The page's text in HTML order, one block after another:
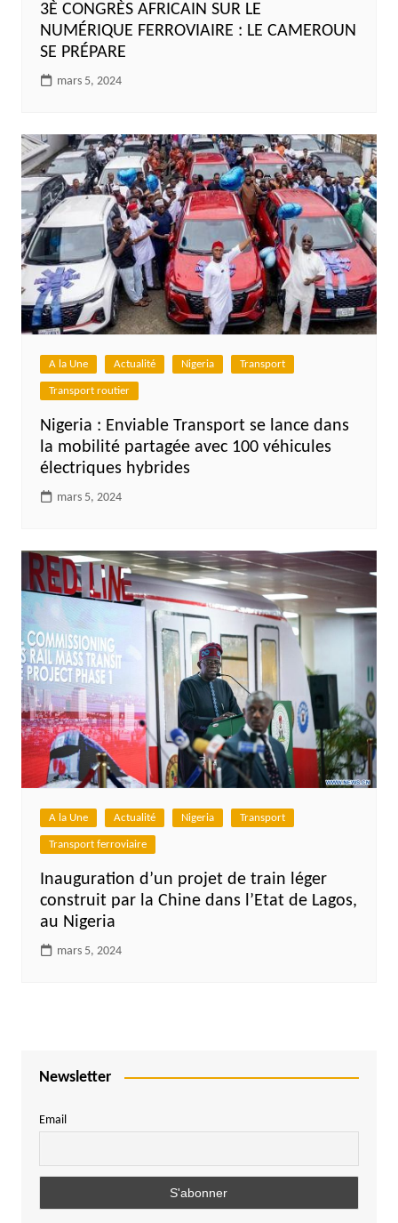
3È CONGRÈS AFRICAIN SUR LE
NUMÉRIQUE FERROVIAIRE : LE CAMEROUN
SE PRÉPARE
mars 5, 2024
A la Une Actualité Nigeria Transport
Transport routier
Nigeria : Enviable Transport se lance dans
la mobilité partagée avec 100 véhicules
électriques hybrides
mars 5, 2024
A la Une Actualité Nigeria Transport
Transport ferroviaire
Inauguration d’un projet de train léger
construit par la Chine dans l’Etat de Lagos,
au Nigeria
mars 5, 2024
Newsletter
Email